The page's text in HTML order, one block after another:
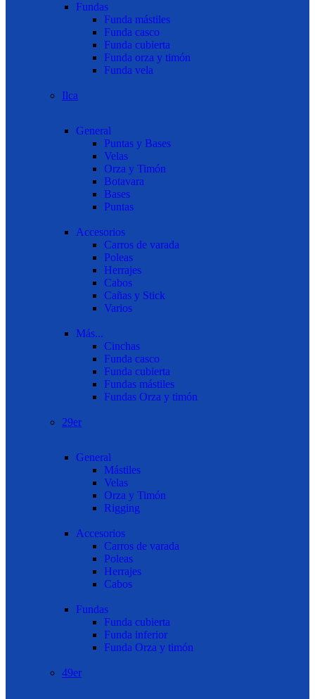
Fundas
Funda mástiles
Funda casco
Funda cubierta
Funda orza y timón
Funda vela
Ilca
General
Puntas y Bases
Velas
Orza y Timón
Botavara
Bases
Puntas
Accesorios
Carros de varada
Poleas
Herrajes
Cabos
Cañas y Stick
Varios
Más...
Cinchas
Funda casco
Funda cubierta
Fundas mástiles
Fundas Orza y timón
29er
General
Mástiles
Velas
Orza y Timón
Rigging
Accesorios
Carros de varada
Poleas
Herrajes
Cabos
Fundas
Funda cubierta
Funda inferior
Funda Orza y timón
49er